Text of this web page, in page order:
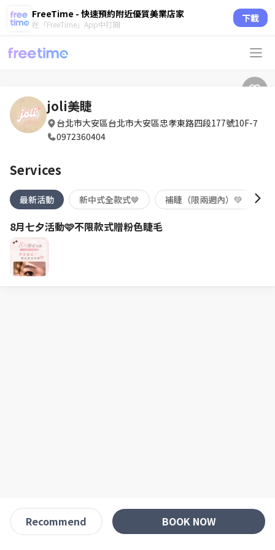
FreeTime - 快速預約附近優質美業店家
在「FreeTime」App中打開 下載
joli美睫
台北市大安區台北市大安區忠孝東路四段177號10F-7
0972360404
Services
最新活動 新中式全款式🤎 補睫（限兩週內）💚
8月七夕活動🩷不限款式贈粉色睫毛
Recommend BOOK NOW